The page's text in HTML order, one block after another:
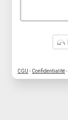
CGU - Confidentialité